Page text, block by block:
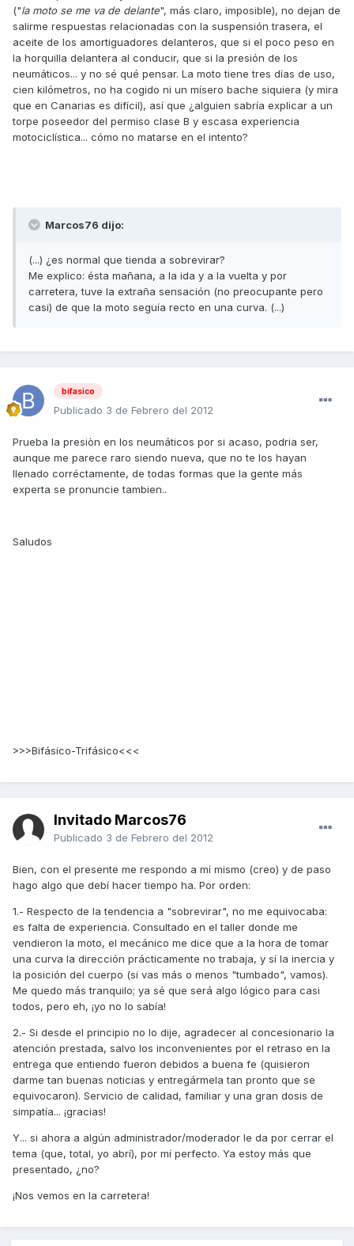
("la moto se me va de delante", más claro, imposible), no dejan de
salirme respuestas relacionadas con la suspensión trasera, el
aceite de los amortiguadores delanteros, que si el poco peso en
la horquilla delantera al conducir, que si la presión de los
neumáticos... y no sé qué pensar. La moto tiene tres días de uso,
cien kilómetros, no ha cogido ni un mísero bache siquiera (y mira
que en Canarias es difícil), así que ¿alguien sabría explicar a un
torpe poseedor del permiso clase B y escasa experiencia
motociclística... cómo no matarse en el intento?
Marcos76 dijo:
(...) ¿es normal que tienda a sobrevirar?
Me explico: ésta mañana, a la ida y a la vuelta y por
carretera, tuve la extraña sensación (no preocupante pero
casi) de que la moto seguía recto en una curva. (...)
bifasico
Publicado 3 de Febrero del 2012
Prueba la presiòn en los neumáticos por si acaso, podria ser,
aunque me parece raro siendo nueva, que no te los hayan
llenado corréctamente, de todas formas que la gente más
experta se pronuncie tambien..
Saludos
>>>Bifásico-Trifásico<<<
Invitado Marcos76
Publicado 3 de Febrero del 2012
Bien, con el presente me respondo a mí mismo (creo) y de paso
hago algo que debí hacer tiempo ha. Por orden:
1.- Respecto de la tendencia a "sobrevirar", no me equivocaba:
es falta de experiencia. Consultado en el taller donde me
vendieron la moto, el mecánico me dice que a la hora de tomar
una curva la dirección prácticamente no trabaja, y sí la inercia y
la posición del cuerpo (si vas más o menos "tumbado", vamos).
Me quedo más tranquilo; ya sé que será algo lógico para casi
todos, pero eh, ¡yo no lo sabía!
2.- Si desde el principio no lo dije, agradecer al concesionario la
atención prestada, salvo los inconvenientes por el retraso en la
entrega que entiendo fueron debidos a buena fe (quisieron
darme tan buenas noticias y entregármela tan pronto que se
equivocaron). Servicio de calidad, familiar y una gran dosis de
simpatía... ¡gracias!
Y... si ahora a algún administrador/moderador le da por cerrar el
tema (que, total, yo abrí), por mí perfecto. Ya estoy más que
presentado, ¿no?
¡Nos vemos en la carretera!